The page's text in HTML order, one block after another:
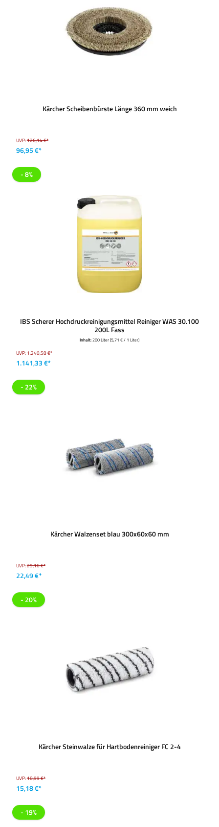
Kärcher Scheibenbürste Länge 360 mm weich
UVP:126,14 €*
96,95 €*
- 8%
IBS Scherer Hochdruckreinigungsmittel Reiniger WAS 30.100
200L Fass
Inhalt:200 Liter(5,71 € / 1 Liter)
UVP:1.240,58 €*
1.141,33 €*
- 22%
Kärcher Walzenset blau 300x60x60 mm
UVP:29,16 €*
22,49 €*
- 20%
Kärcher Steinwalze für Hartbodenreiniger FC 2-4
UVP:18,99 €*
15,18 €*
- 19%